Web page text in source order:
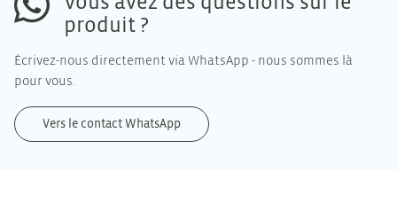
produit ?
Écrivez-nous directement via WhatsApp - nous sommes là
pour vous.
Vers le contact WhatsApp